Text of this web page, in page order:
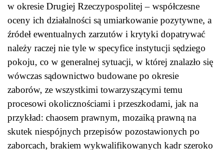
w okresie Drugiej Rzeczypospolitej – współczesne
oceny ich działalności są umiarkowanie pozytywne, a
źródeł ewentualnych zarzutów i krytyki dopatrywać
należy raczej nie tyle w specyfice instytucji sędziego
pokoju, co w generalnej sytuacji, w której znalazło się
wówczas sądownictwo budowane po okresie
zaborów, ze wszystkimi towarzyszącymi temu
procesowi okolicznościami i przeszkodami, jak na
przykład: chaosem prawnym, mozaiką prawną na
skutek niespójnych przepisów pozostawionych po
zaborcach, brakiem wykwalifikowanych kadr szeroko